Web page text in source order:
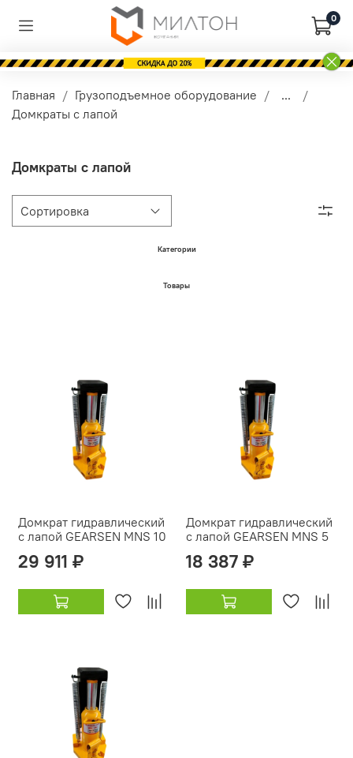
0
Главная Грузоподъемное оборудование
...
Домкраты с лапой
Домкраты с лапой
Категории
Товары
Домкрат гидравлический
с лапой GEARSEN MNS 10
29 911 ₽
Домкрат гидравлический
с лапой GEARSEN MNS 5
18 387 ₽